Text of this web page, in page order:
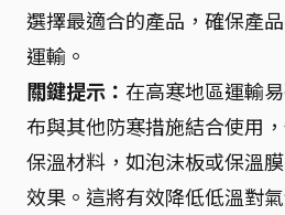
選擇最適合的產品，確保產
運輸。
關鍵提示： 在高寒地區運輸
布與其他防寒措施結合使用
保溫材料，如泡沫板或保溫
效果。這將有效降低低溫對